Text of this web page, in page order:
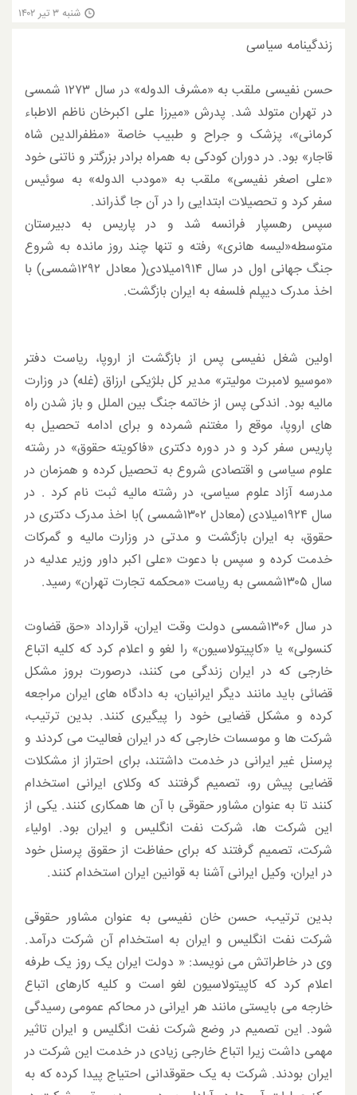
شنبه ۳ تیر ۱۴۰۲
زندگینامه سیاسی
حسن نفیسی ملقب به «مشرف الدوله» در سال ۱۲۷۳ شمسی
در تهران متولد شد. پدرش «میرزا علی اکبرخان ناظم الاطباء
کرمانی»، پزشک و جراح و طبیب خاصة «مظفرالدین شاه
قاجار» بود. در دوران کودکی به همراه برادر بزرگتر و ناتنی خود
«علی اصغر نفیسی» ملقب به «مودب الدوله» به سوئیس
سفر کرد و تحصیلات ابتدایی را در آن جا گذراند.
سپس رهسپار فرانسه شد و در پاریس به دبیرستان
متوسطه«لیسه هانری» رفته و تنها چند روز مانده به شروع
جنگ جهانی اول در سال ۱۹۱۴میلادی( معادل ۱۲۹۲شمسی) با
اخذ مدرک دیپلم فلسفه به ایران بازگشت.
اولین شغل نفیسی پس از بازگشت از اروپا، ریاست دفتر
«موسیو لامبرت مولیتر» مدیر کل بلژیکی ارزاق (غله) در وزارت
مالیه بود. اندکی پس از خاتمه جنگ بین الملل و باز شدن راه
های اروپا، موقع را مغتنم شمرده و برای ادامه تحصیل به
پاریس سفر کرد و در دوره دکتری «فاکویته حقوق» در رشته
علوم سیاسی و اقتصادی شروع به تحصیل کرده و همزمان در
مدرسه آزاد علوم سیاسی، در رشته مالیه ثبت نام کرد . در
سال ۱۹۲۴میلادی (معادل ۱۳۰۲شمسی )با اخذ مدرک دکتری در
حقوق، به ایران بازگشت و مدتی در وزارت مالیه و گمرکات
خدمت کرده و سپس با دعوت «علی اکبر داور وزیر عدلیه در
سال ۱۳۰۵شمسی به ریاست «محکمه تجارت تهران» رسید.
در سال ۱۳۰۶شمسی دولت وقت ایران، قرارداد «حق قضاوت
کنسولی» یا «کاپیتولاسیون» را لغو و اعلام کرد که کلیه اتباع
خارجی که در ایران زندگی می کنند، درصورت بروز مشکل
قضائی باید مانند دیگر ایرانیان، به دادگاه های ایران مراجعه
کرده و مشکل قضایی خود را پیگیری کنند. بدین ترتیب،
شرکت ها و موسسات خارجی که در ایران فعالیت می کردند و
پرسنل غیر ایرانی در خدمت داشتند، برای احتراز از مشکلات
قضایی پیش رو، تصمیم گرفتند که وکلای ایرانی استخدام
کنند تا به عنوان مشاور حقوقی با آن ها همکاری کنند. یکی از
این شرکت ها، شرکت نفت انگلیس و ایران بود. اولیاء
شرکت، تصمیم گرفتند که برای حفاظت از حقوق پرسنل خود
در ایران، وکیل ایرانی آشنا به قوانین ایران استخدام کنند.
بدین ترتیب، حسن خان نفیسی به عنوان مشاور حقوقی
شرکت نفت انگلیس و ایران به استخدام آن شرکت درآمد.
وی در خاطراتش می­ نویسد: « دولت ایران یک روز یک طرفه
اعلام کرد که کاپیتولاسیون لغو است و کلیه کارهای اتباع
خارجه می بایستی مانند هر ایرانی در محاکم عمومی رسیدگی
شود. این تصمیم در وضع شرکت نفت انگلیس و ایران تاثیر
مهمی داشت زیرا اتباع خارجی زیادی در خدمت این شرکت در
ایران بودند. شرکت به یک حقوقدانی احتیاج پیدا کرده که به